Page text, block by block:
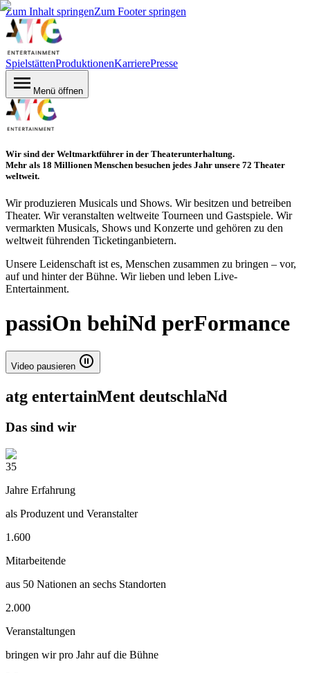
Zum Inhalt springenZum Footer springen
SpielstättenProduktionenKarrierePresse
Menü öffnen
Wir sind der Weltmarktführer in der Theaterunterhaltung.
Mehr als 18 Millionen Menschen besuchen jedes Jahr unsere 72 Theater
weltweit.
Wir produzieren Musicals und Shows. Wir besitzen und betreiben
Theater. Wir veranstalten weltweite Tourneen und Gastspiele. Wir
vermarkten Musicals, Shows und Konzerte und gehören zu den
weltweit führenden Ticketinganbietern.
Unsere Leidenschaft ist es, Menschen zusammen zu bringen – vor,
auf und hinter der Bühne. Wir lieben und leben Live-
Entertainment.
passiOn behiNd perFormance
Video pausieren
atg entertainMent deutschlaNd
Das sind wir
35
Jahre Erfahrung
als Produzent und Veranstalter
1.600
Mitarbeitende
aus 50 Nationen an sechs Standorten
2.000
Veranstaltungen
bringen wir pro Jahr auf die Bühne